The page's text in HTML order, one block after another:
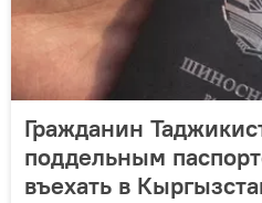
Гражданин
поддельным
въехать в